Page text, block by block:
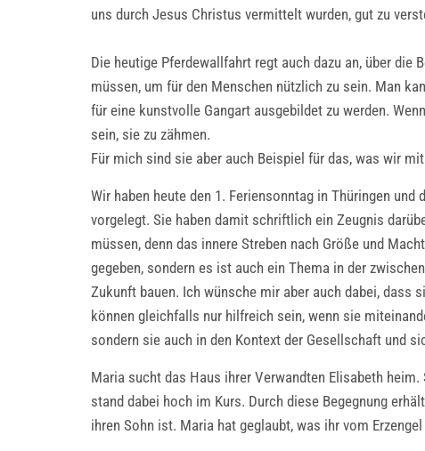
uns durch Jesus Christus vermittelt wurden, gut zu
Die heutige Pferdewallfahrt regt auch dazu an, über die
müssen, um für den Menschen nützlich zu sein. Man
für eine kunstvolle Gangart ausgebildet zu werden.
sein, sie zu zähmen.
Für mich sind sie aber auch Beispiel für das, was wir
Wir haben heute den 1. Feriensonntag in Thüringen
vorgelegt. Sie haben damit schriftlich ein Zeugnis
müssen, denn das innere Streben nach Größe und
gegeben, sondern es ist auch ein Thema in der
Zukunft bauen. Ich wünsche mir aber auch dabei, dass
können gleichfalls nur hilfreich sein, wenn sie
sondern sie auch in den Kontext der Gesellschaft und
Maria sucht das Haus ihrer Verwandten Elisabeth
stand dabei hoch im Kurs. Durch diese Begegnung
ihren Sohn ist. Maria hat geglaubt, was ihr vom